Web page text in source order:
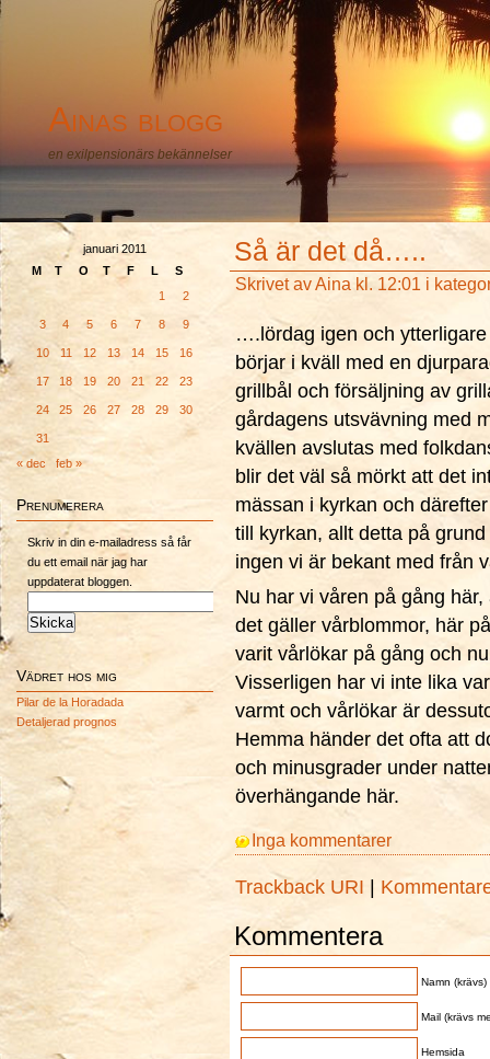
Ainas blogg
en exilpensionärs bekännelser
januari 2011
M
T O T F L
S
1
2
3 4 5 6 7 8 9
10 11 12 13 14 15 16
17 18 19 20 21 22 23
24 25 26 27 28 29 30
31
« dec
feb »
Prenumerera
Skriv in din e-mailadress så får
du ett email när jag har
uppdaterat bloggen.
Vädret hos mig
Pilar de la Horadada
Detaljerad prognos
Så är det då…..
Skrivet avAina kl. 12:01 i
….lördag igen och
börjar i kväll med en
grillbål och försäljning av
gårdagens utsvävning med
kvällen avslutas med
blir det väl så mörkt att det
mässan i kyrkan och
till kyrkan, allt detta på
ingen vi är bekant med från
Nu har vi våren på gång
det gäller vårblommor, här
varit vårlökar på gång och
Visserligen har vi inte lika
varmt och vårlökar är
Hemma händer det ofta att
och minusgrader under
överhängande här.
Inga kommentarer
Trackback URI |
Kommentera
Namn (krävs)
Mail (krävs
Hemsida